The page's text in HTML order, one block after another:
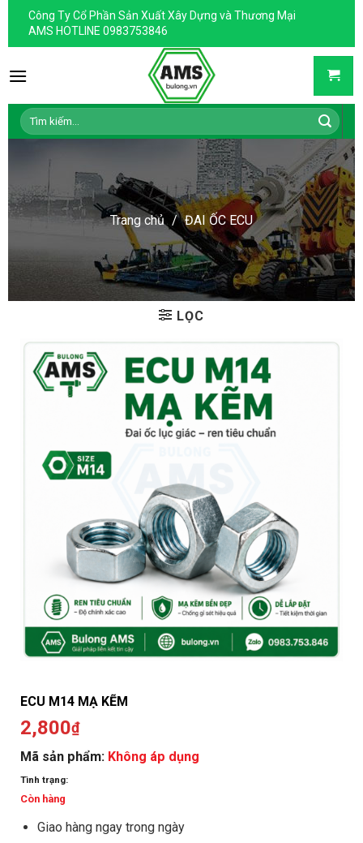
content
Công Ty Cổ Phần Sản Xuất Xây Dựng và Thương Mại
AMS HOTLINE 0983753846
Tìm
kiếm:
Trang chủ / ĐAI ỐC ECU
LỌC
ECU M14 MẠ KẼM
2,800₫
Mã sản phẩm: Không áp dụng
Tình trạng:
Còn hàng
Giao hàng ngay trong ngày